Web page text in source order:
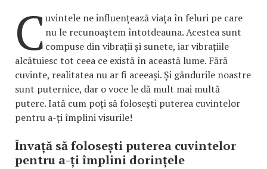
Cuvintele ne influențează viața în feluri pe care
nu le recunoaștem întotdeauna. Acestea sunt
compuse din vibrații și sunete, iar vibrațiile
alcătuiesc tot ceea ce există în această lume. Fără
cuvinte, realitatea nu ar fi aceeași. Și gândurile noastre
sunt puternice, dar o voce le dă mult mai multă
putere. Iată cum poți să folosești puterea cuvintelor
pentru a-ți împlini visurile!
Învață să folosești puterea cuvintelor
pentru a-ți împlini dorințele